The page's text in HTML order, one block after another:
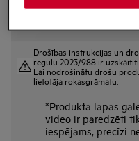
Drošības instrukcijas un
regulu 2023/988 ir
Lai nodrošinātu drošu
lietotāja rokasgrāmatu.
*Produkta lapas
video ir paredzēti
iespējams, precīzi